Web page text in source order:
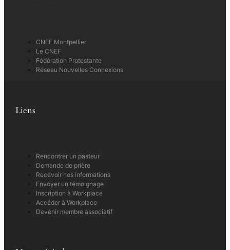
CNEF Montpellier
Le CNEF
Fédération Protestante
Réseau Nouvelles Connexions
Liens
Rencontrer un pasteur
Demande de prière
Recevoir nos informations
Envoyer un témoignage
Inscription à Workplace
Accéder à Workplace
Devenir membre associatif